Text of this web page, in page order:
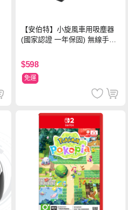
【安伯特】小旋風車用吸塵器
(國家認證 一年保固) 無線手持
黑色
$598
免運